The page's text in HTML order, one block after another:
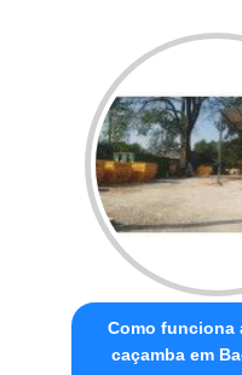
Como funciona
caçamba em